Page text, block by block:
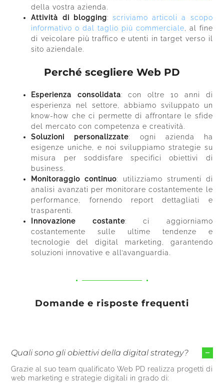
della vostra azienda.
Attività di blogging: scriviamo articoli a scopo
informativo o dal taglio più commerciale , al fine
di veicolare più traffico e utenti in target verso il
sito aziendale.
Perché scegliere Web PD
Esperienza consolidata: con oltre 10 anni di
esperienza nel settore, abbiamo sviluppato un
know-how che ci permette di affrontare le sfide
del mercato con competenza e creatività.
Soluzioni personalizzate: ogni azienda ha
esigenze uniche, e noi sviluppiamo strategie su
misura per soddisfare specifici obiettivi di
business.
Monitoraggio continuo: utilizziamo strumenti di
analisi avanzati per monitorare costantemente le
performance, fornendo report dettagliati e
trasparenti.
Innovazione costante: ci aggiorniamo
costantemente sulle ultime tendenze e
tecnologie del digital marketing, garantendo
soluzioni innovative e all’avanguardia.
Domande e risposte frequenti
Quali sono gli obiettivi della digital strategy?
Grazie al suo team qualificato Web PD realizza progetti di
web marketing e strategie digitali in grado di: